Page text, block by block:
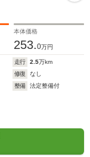
本体価格
253.0万円
走行 2.5万km
修復
なし
整備
法定整備付